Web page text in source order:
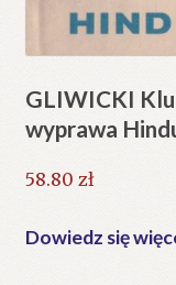
GLIWICKI
wyprawa
58.80 zł
Dowiedz się